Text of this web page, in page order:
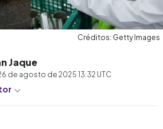
Créditos: Getty Images
Jaque
de agosto de 2025 13:32 UTC